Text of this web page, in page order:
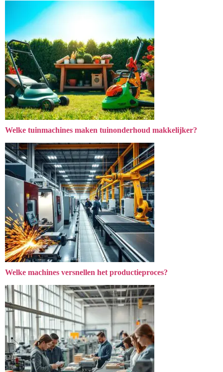
Welke tuinmachines maken tuinonderhoud makkelijker?
Welke machines versnellen het productieproces?